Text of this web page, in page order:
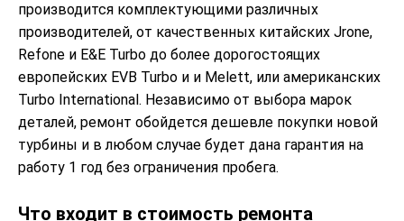
производится комплектующими различных
производителей, от качественных китайских Jrone,
Refone и E&E Turbo до более дорогостоящих
европейских EVB Turbo и и Melett, или американских
Turbo International. Независимо от выбора марок
деталей, ремонт обойдется дешевле покупки новой
турбины и в любом случае будет дана гарантия на
работу 1 год без ограничения пробега.
Что входит в стоимость ремонта